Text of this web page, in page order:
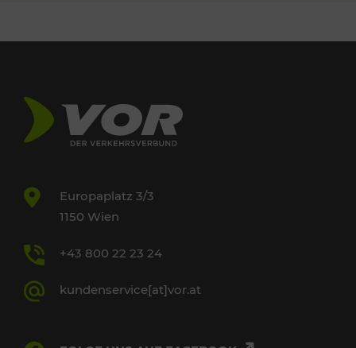
Europaplatz 3/3
1150 Wien
+43 800 22 23 24
kundenservice[at]vor.at